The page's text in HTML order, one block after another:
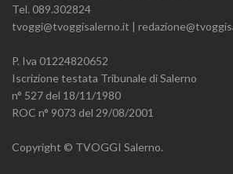
Tel. 089.302824
tvoggi@tvoggisalerno.it |
P. Iva 01224820652
Iscrizione testata Tribunale di Salerno
n° 527 del 18/11/1980
ROC n° 9073 del 29/08/2001
Copyright © TVOGGI Salerno.